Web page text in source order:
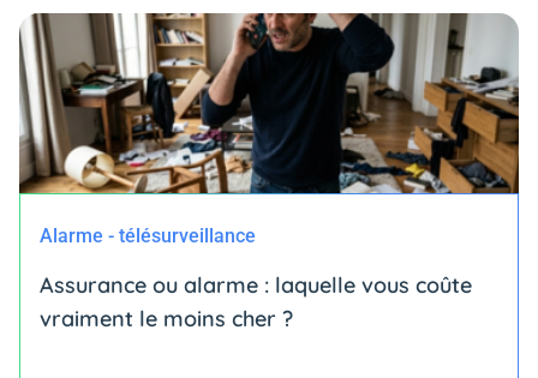
Alarme - télésurveillance
Assurance ou alarme : laquelle vous coûte
vraiment le moins cher ?